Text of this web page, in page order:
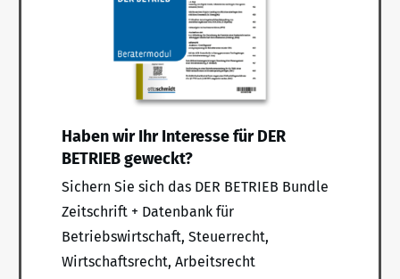
Haben wir Ihr Interesse für DER
BETRIEB geweckt?
Sichern Sie sich das DER BETRIEB Bundle
Zeitschrift + Datenbank für
Betriebswirtschaft, Steuerrecht,
Wirtschaftsrecht, Arbeitsrecht